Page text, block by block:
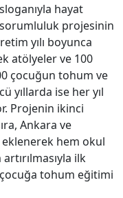
hayat
projesinin
yılı boyunca
atölyeler ve 100
çocuğun tohum ve
yıllarda ise her yıl
Projenin ikinci
Ankara ve
hem okul
ilk
çocuğa tohum eğitimi